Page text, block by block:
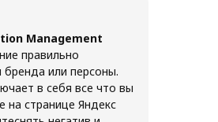
Management
правильно
или персоны.
в себя все что вы
на странице Яндекс